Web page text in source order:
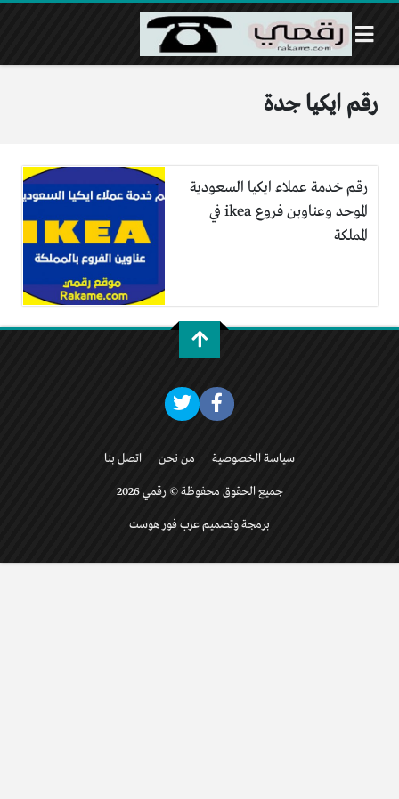
رقم ايكيا جدة
رقم خدمة عملاء ايكيا السعودية
الموحد وعناوين فروع ikea في
المملكة
سياسة الخصوصية من نحن اتصل بنا
جميع الحقوق محفوظة © رقمي 2026
برمجة وتصميم عرب فور هوست